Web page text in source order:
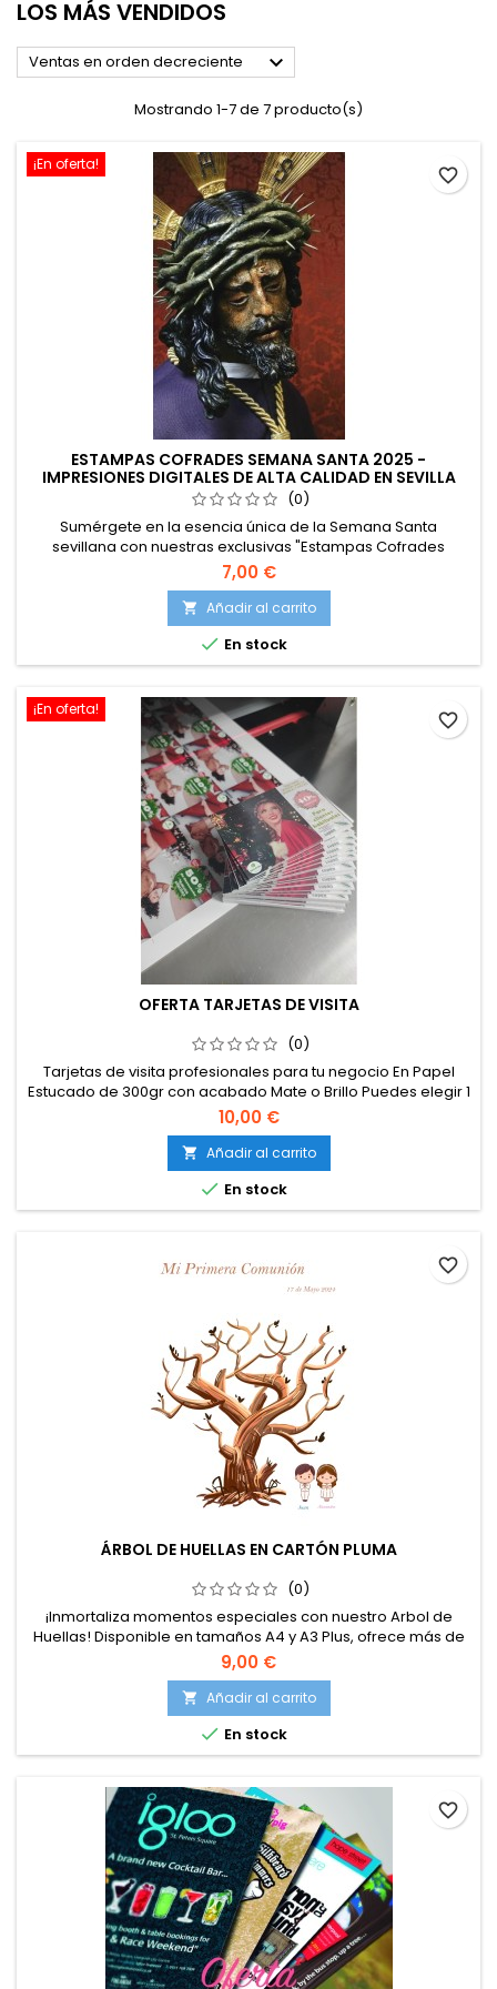
LOS MÁS VENDIDOS
Ventas en orden decreciente 
Mostrando 1-7 de 7 producto(s)
¡En oferta!
ESTAMPAS COFRADES SEMANA SANTA 2025 -
IMPRESIONES DIGITALES DE ALTA CALIDAD EN SEVILLA
(0)
Sumérgete en la esencia única de la Semana Santa
sevillana con nuestras exclusivas "Estampas Cofrades
Semana Santa 2025". En nuestra tienda online de impresión
digital y papelería en Sevilla, capturamos la magia y
devoción de esta celebración tan especial.
7,00 €
 Añadir al carrito
 En stock
favorite_border
¡En oferta!
OFERTA TARJETAS DE VISITA
(0)
Tarjetas de visita profesionales para tu negocio En Papel
Estucado de 300gr con acabado Mate o Brillo Puedes elegir 1
o 2 caras de impresión Tamaño 85x55mm Envios 24/48h a
partir de la finalización de las tarjetas de visita. Plazos de
entrega aproximadamente 4-7 días. Consultar tiempos
enviando Whatsapp al 669765054
10,00 €
 Añadir al carrito
 En stock
favorite_border
ÁRBOL DE HUELLAS EN CARTÓN PLUMA
(0)
¡Inmortaliza momentos especiales con nuestro Arbol de
Huellas! Disponible en tamaños A4 y A3 Plus, ofrece más de
30 encantadores diseños para elegir. Cada kit incluye un
cartón pluma con el diseño seleccionado, una tinta en el
color de tu elección y detalladas instrucciones de uso.
Perfecto para bodas, bautizos, comuniones, cumpleaños y
cualquier ocasión...
9,00 €
 Añadir al carrito
 En stock
favorite_border
favorite_border